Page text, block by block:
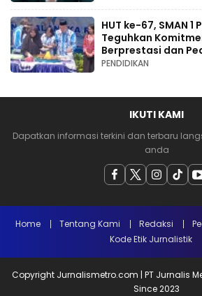
HUT ke-67, SMAN 1
Teguhkan
Berprestasi dan
PENDIDIKAN
IKUTI KAMI
Dapatkan informasi terkini dan terbaru
anda
Home Tentang Kami Redaksi
Kode Etik Jurnalistik
Copyright Jurnalismetro.com | PT Jurnalis
Since 2023